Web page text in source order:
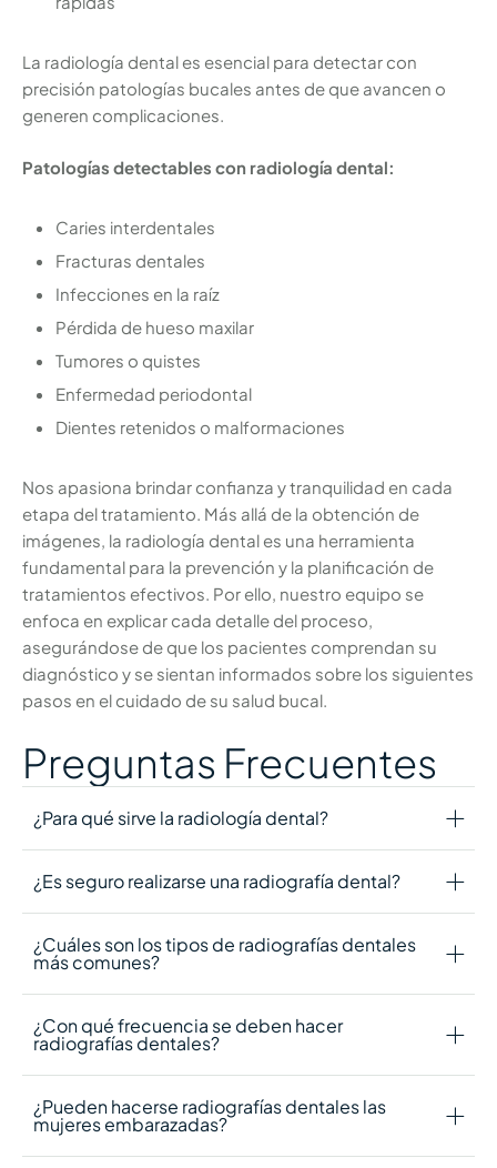
La radiología dental es esencial para detectar con
precisión patologías bucales antes de que avancen o
generen complicaciones.
Patologías detectables con radiología dental:
Caries interdentales
Fracturas dentales
Infecciones en la raíz
Pérdida de hueso maxilar
Tumores o quistes
Enfermedad periodontal
Dientes retenidos o malformaciones
Nos apasiona brindar confianza y tranquilidad en cada
etapa del tratamiento. Más allá de la obtención de
imágenes, la radiología dental es una herramienta
fundamental para la prevención y la planificación de
tratamientos efectivos. Por ello, nuestro equipo se
enfoca en explicar cada detalle del proceso,
asegurándose de que los pacientes comprendan su
diagnóstico y se sientan informados sobre los siguientes
pasos en el cuidado de su salud bucal.
Preguntas Frecuentes
¿Para qué sirve la radiología dental?
¿Es seguro realizarse una radiografía dental?
¿Cuáles son los tipos de radiografías dentales
más comunes?
¿Con qué frecuencia se deben hacer
radiografías dentales?
¿Pueden hacerse radiografías dentales las
mujeres embarazadas?